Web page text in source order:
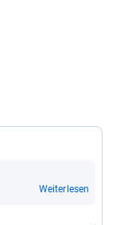
Weiterlesen